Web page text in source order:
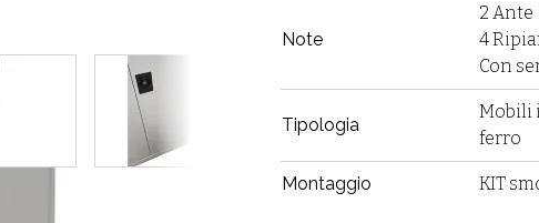
View larger image View
Note
2 Ante
4
Con
Tipologia
Mobili
ferro
Montaggio KIT